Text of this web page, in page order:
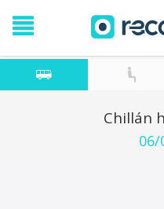
Chillán
06/